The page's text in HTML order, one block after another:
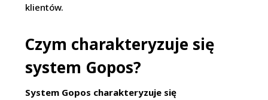
klientów.
Czym charakteryzuje się
system Gopos?
System Gopos charakteryzuje się